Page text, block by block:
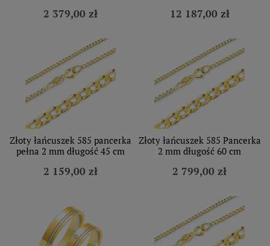
2 379,00 zł 12 187,00 zł
Złoty łańcuszek 585 pancerka
pełna 2 mm długość 45 cm
2 159,00 zł
Złoty łańcuszek 585 Pancerka
2 mm długość 60 cm
2 799,00 zł